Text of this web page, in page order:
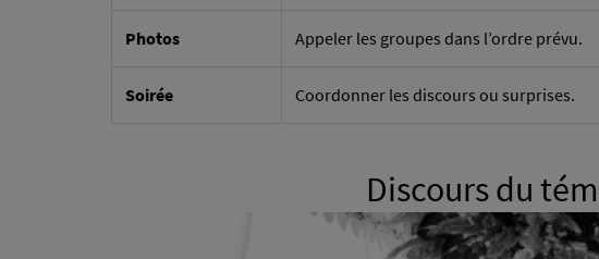
Photos Appeler les groupes dans l’ordre prévu.
Soirée Coordonner les discours ou surprises.
Discours du